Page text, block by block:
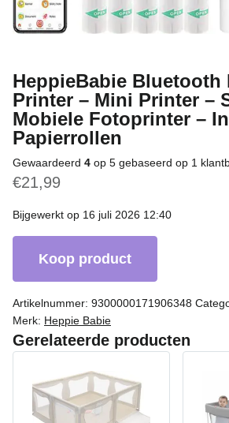
HeppieBabie Bluetooth
Printer – Mini Printer –
Mobiele Fotoprinter –
Papierrollen
Gewaardeerd 4 op 5 gebaseerd op 1
€21,99
Bijgewerkt op 16 juli 2026 12:40
Koop product
Artikelnummer: 9300000171906348
Merk: Heppie Babie
Gerelateerde producten